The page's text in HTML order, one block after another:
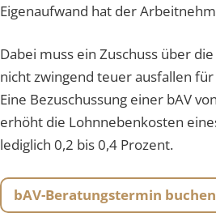
Eigenaufwand hat der
Dabei muss ein Zuschuss über
nicht zwingend teuer ausfallen
Eine Bezuschussung einer bAV
erhöht die Lohnnebenkosten
lediglich 0,2 bis 0,4 Prozent.
bAV-Beratungstermin buchen